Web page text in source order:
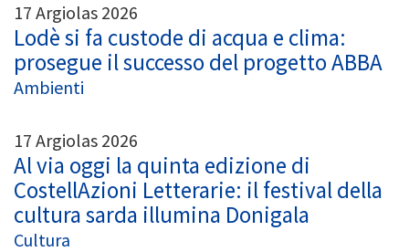
17 Argiolas 2026
Lodè si fa custode di acqua e clima:
prosegue il successo del progetto ABBA
Ambienti
17 Argiolas 2026
Al via oggi la quinta edizione di
CostellAzioni Letterarie: il festival della
cultura sarda illumina Donigala
Cultura